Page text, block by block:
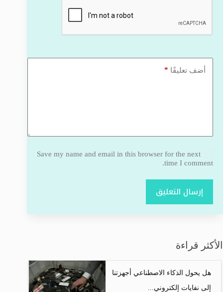
أضف تعليقًا *
Save my name and email in this browser for the next
time I comment.
إرسال التعليق
الأكثر قراءة
هل يحول الذكاء الاصطناعي أجهزتنا
إلى نفايات إلكتروني...